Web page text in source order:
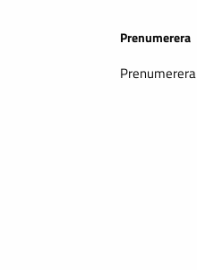
Prenumerera
Prenumerera